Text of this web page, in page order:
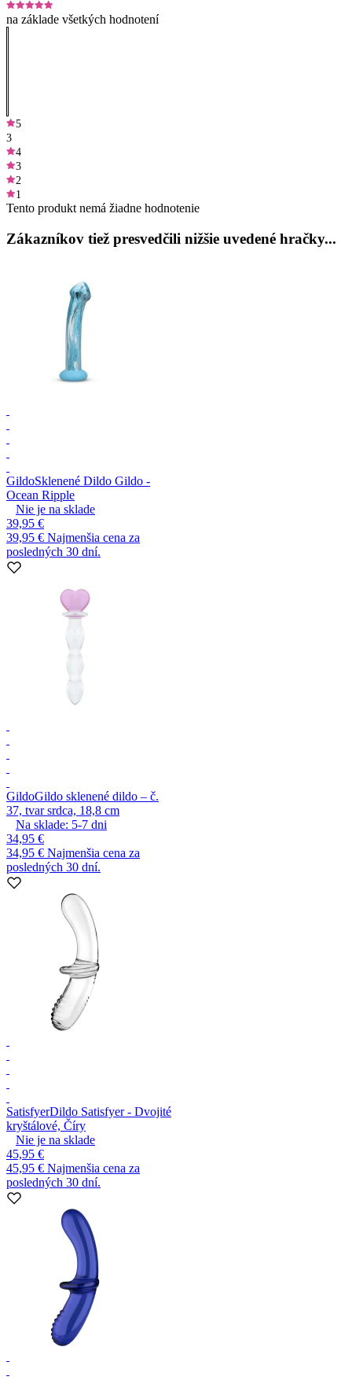
na základe všetkých hodnotení
5
3
4
3
2
1
Tento produkt nemá žiadne hodnotenie
Zákazníkov tiež presvedčili nižšie uvedené hračky...
GildoSklenené Dildo Gildo -
Ocean Ripple
Nie je na sklade
39,95 €
39,95 € Najmenšia cena za
posledných 30 dní.
GildoGildo sklenené dildo – č.
37, tvar srdca, 18,8 cm
Na sklade: 5-7 dni
34,95 €
34,95 € Najmenšia cena za
posledných 30 dní.
SatisfyerDildo Satisfyer - Dvojité
kryštálové, Číry
Nie je na sklade
45,95 €
45,95 € Najmenšia cena za
posledných 30 dní.